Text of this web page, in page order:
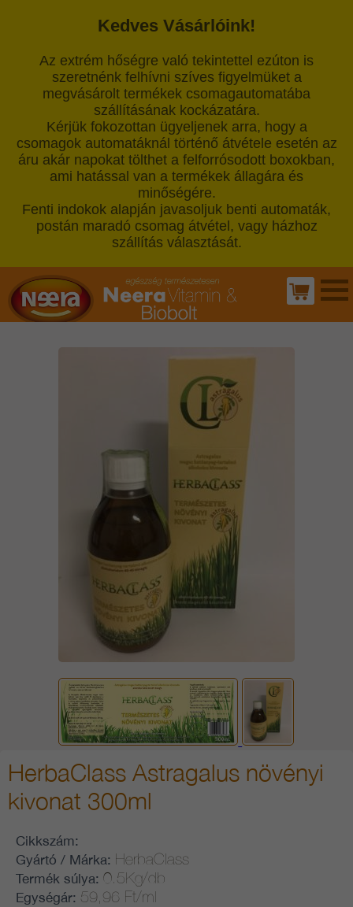
Kedves Vásárlóink!
Az extrém hőségre való tekintettel ezúton is
szeretnénk felhívni szíves figyelmüket a
megvásárolt termékek csomagautomatába
szállításának kockázatára.
Kérjük fokozottan ügyeljenek arra, hogy a
csomagok automatáknál történő átvétele esetén az
áru akár napokat tölthet a felforrósodott boxokban,
ami hatással van a termékek állagára és
minőségére.
Fenti indokok alapján javasoljuk benti automaták,
postán maradó csomag átvétel, vagy házhoz
szállítás választását.
HerbaClass Astragalus növényi
kivonat 300ml
Cikkszám:
Gyártó / Márka: HerbaClass
Termék súlya: 0.5Kg/db
Egységár: 59,96 Ft/ml